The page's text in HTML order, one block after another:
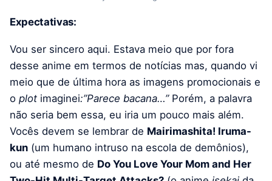
Expectativas:
Vou ser sincero aqui. Estava meio que por fora
desse anime em termos de notícias mas, quando vi
meio que de última hora as imagens promocionais e
o plot imaginei:”Parece bacana…”Porém, a palavra
não seria bem essa, eu iria um pouco mais além.
Vocês devem se lembrar de Mairimashita! Iruma-
kun (um humano intruso na escola de demônios),
ou até mesmo de Do You Love Your Mom and Her